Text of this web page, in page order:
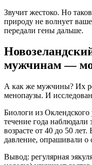
Звучит жестоко. Но
природу не волнует
передали гены дальше.
мужчинам —
А как же мужчины? Их
менопаузы. И
Биологи из Оклендского
течение года
возрасте от 40 до 50
давление, опрашивали о
Вывод: регулярная